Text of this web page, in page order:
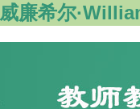
威廉希尔